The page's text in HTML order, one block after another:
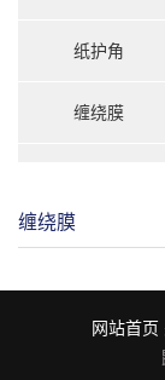
纸护角
缠绕膜
缠绕膜
网站首页